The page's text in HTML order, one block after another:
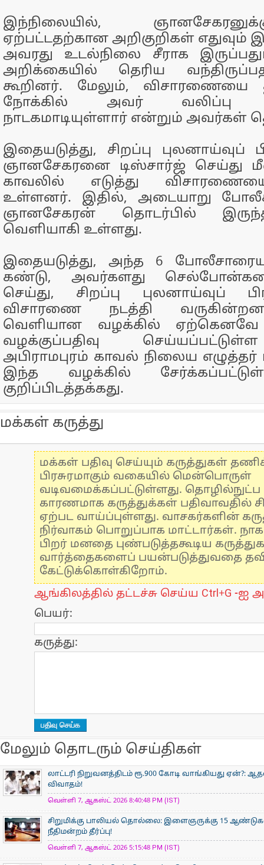
இந்நிலையில்,
ஏற்பட்டதற்கான அறிகுறிகள்
அவரது உடல்நிலை சீராக
அறிக்கையில் தெரிய
கூறினர். மேலும், விசாரணையை
நோக்கில் அவர் வலிப்பு
நாடகமாடியுள்ளார் என்றும் அவர்கள்
இதையடுத்து, சிறப்பு புலனாய்வுப்
ஞானசேகரனை டிஸ்சார்ஜ் செய்து
காவலில் எடுத்து
உள்ளனர். இதில், அடையாறு
ஞானசேகரன் தொடர்பில்
வெளியாகி உள்ளது.
இதையடுத்து, அந்த 6
கண்டு, அவர்களது
செய்து, சிறப்பு புலனாய்வுப்
விசாரணை நடத்தி
வெளியான வழக்கில்
வழக்குப்பதிவு
அபிராமபுரம் காவல் நிலைய எழுத்தர்
இந்த வழக்கில்
குறிப்பிடத்தக்கது.
மக்கள் கருத்து
மக்கள் பதிவு செய்யும் கருத்துகள்
பிரசுரமாகும் வகையில் மென்பொருள்
வடிவமைக்கப்பட்டுள்ளது.
காரணமாக கருத்துக்கள் பதிவாவதில்
ஏற்பட வாய்ப்புள்ளது. வாசகர்களின்
நிர்வாகம் பொறுப்பாக மாட்டார்கள்.
பிறர் மனதை புண்படுத்தகூடிய
வார்த்தைகளைப் பயன்படுத்துவதை
கேட்டுக்கொள்கிறோம்.
ஆங்கிலத்தில் தட்டச்சு செய்ய Ctrl+G -ஐ
பெயர்:
கருத்து:
மேலும் தொடரும் செய்திகள்
லாட்டரி நிறுவனத்திடம் ரூ.900 கோடி வாங்கியது ஏன்?:
விவாதம்!
வெள்ளி 7, ஆகஸ்ட் 2026 8:40:48 PM (IST)
சிறுமிக்கு பாலியல் தொல்லை: இளைஞருக்கு 15
நீதிமன்றம் தீர்ப்பு!
வெள்ளி 7, ஆகஸ்ட் 2026 5:15:48 PM (IST)